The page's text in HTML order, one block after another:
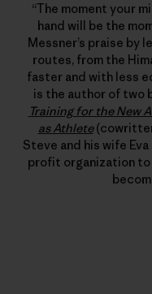
“The moment your
hand will be the
Messner’s praise by
routes, from the
faster and with less
is the author of two
Training for the New
as Athlete
Steve and his wife
profit organization